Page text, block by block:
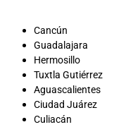
Cancún
Guadalajara
Hermosillo
Tuxtla Gutiérrez
Aguascalientes
Ciudad Juárez
Culiacán